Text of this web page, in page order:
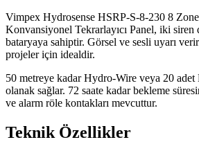
Vimpex Hydrosense HSRP-S-8-230 8
Konvansiyonel Tekrarlayıcı Panel, iki
bataryaya sahiptir. Görsel ve sesli uyarı
projeler için idealdir.
50 metreye kadar Hydro-Wire veya 20 adet
olanak sağlar. 72 saate kadar bekleme
ve alarm röle kontakları mevcuttur.
Teknik Özellikler